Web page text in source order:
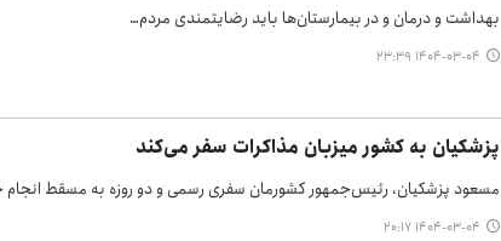
بهداشت و درمان و در بیمارستان‌ها باید رضایتمندی مردم…
۱۴۰۴-۰۳-۰۴ ۲۳:۳۹
پزشکیان به کشور میزبان مذاکرات سفر می‌کند
مسعود پزشکیان، رئیس‌جمهور کشورمان سفری رسمی و دو روزه به مسقط انجام
۱۴۰۴-۰۳-۰۴ ۲۰:۱۷